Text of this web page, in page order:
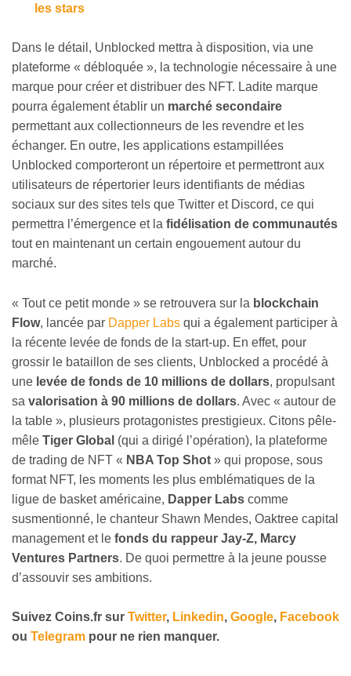
les stars
Dans le détail, Unblocked mettra à disposition, via une
plateforme « débloquée », la technologie nécessaire à une
marque pour créer et distribuer des NFT. Ladite marque
pourra également établir un marché secondaire
permettant aux collectionneurs de les revendre et les
échanger. En outre, les applications estampillées
Unblocked comporteront un répertoire et permettront aux
utilisateurs de répertorier leurs identifiants de médias
sociaux sur des sites tels que Twitter et Discord, ce qui
permettra l’émergence et la fidélisation de communautés
tout en maintenant un certain engouement autour du
marché.
« Tout ce petit monde » se retrouvera sur la blockchain
Flow, lancée par Dapper Labs qui a également participer à
la récente levée de fonds de la start-up. En effet, pour
grossir le bataillon de ses clients, Unblocked a procédé à
une levée de fonds de 10 millions de dollars, propulsant
sa valorisation à 90 millions de dollars. Avec « autour de
la table », plusieurs protagonistes prestigieux. Citons pêle-
mêle Tiger Global (qui a dirigé l’opération), la plateforme
de trading de NFT « NBA Top Shot » qui propose, sous
format NFT, les moments les plus emblématiques de la
ligue de basket américaine, Dapper Labs comme
susmentionné, le chanteur Shawn Mendes, Oaktree capital
management et le fonds du rappeur Jay-Z, Marcy
Ventures Partners. De quoi permettre à la jeune pousse
d’assouvir ses ambitions.
Suivez Coins.fr sur Twitter, Linkedin, Google, Facebook
ou Telegram pour ne rien manquer.